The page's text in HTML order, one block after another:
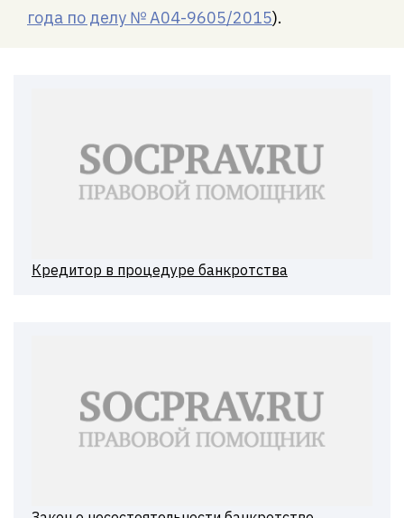
года по делу № А04-9605/2015).
Кредитор в процедуре банкротства